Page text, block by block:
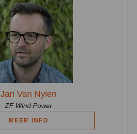
Jan Van Nylen
ZF Wind Power
MEER INFO